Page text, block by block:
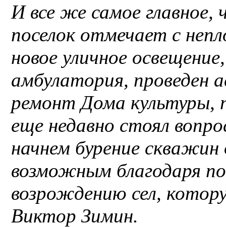
И все же самое
поселок отмечает с
новое уличное
амбулатория, проведен
ремонт Дома культуры,
еще недавно стоял
начнем бурение
возможным благодаря
возрождению сел,
Виктор Зимин.